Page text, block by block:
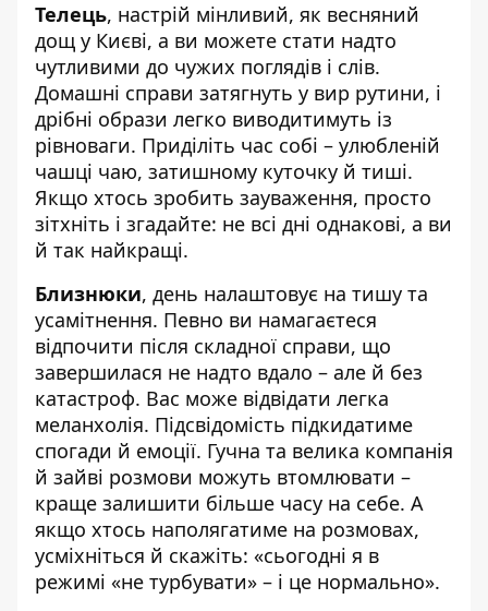
Телець, настрій мінливий, як весняний
дощ у Києві, а ви можете стати надто
чутливими до чужих поглядів і слів.
Домашні справи затягнуть у вир рутини, і
дрібні образи легко виводитимуть із
рівноваги. Приділіть час собі – улюбленій
чашці чаю, затишному куточку й тиші.
Якщо хтось зробить зауваження, просто
зітхніть і згадайте: не всі дні однакові, а ви
й так найкращі.
Близнюки, день налаштовує на тишу та
усамітнення. Певно ви намагаєтеся
відпочити після складної справи, що
завершилася не надто вдало – але й без
катастроф. Вас може відвідати легка
меланхолія. Підсвідомість підкидатиме
спогади й емоції. Гучна та велика компанія
й зайві розмови можуть втомлювати –
краще залишити більше часу на себе. А
якщо хтось наполягатиме на розмовах,
усміхніться й скажіть: «сьогодні я в
режимі «не турбувати» – і це нормально».